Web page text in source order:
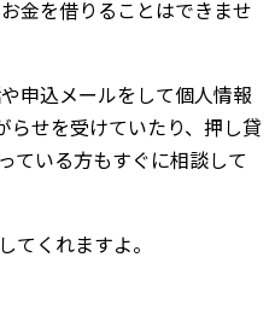
金を借りることはできませ
申込メールをして個人情報
らせを受けていたり、押し貸
ている方もすぐに相談して
てくれますよ。